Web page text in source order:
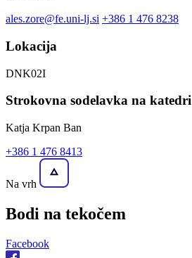
ales.zore@fe.uni-lj.si +386 1 476 8238
Lokacija
DNK02I
Strokovna sodelavka na katedri
Katja Krpan Ban
+386 1 476 8413
Na vrh
Bodi na tekočem
Facebook